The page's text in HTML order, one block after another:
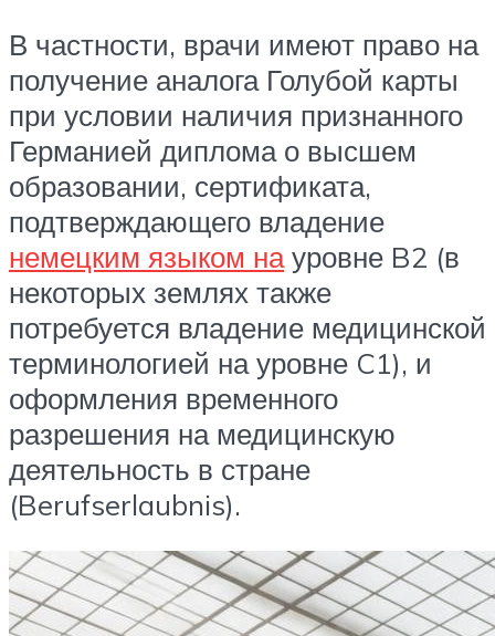
В частности, врачи имеют право на
получение аналога Голубой карты
при условии наличия признанного
Германией диплома о высшем
образовании, сертификата,
подтверждающего владение
немецким языком науровне B2 (в
некоторых землях также
потребуется владение медицинской
терминологией на уровне C1), и
оформления временного
разрешения на медицинскую
деятельность в стране
(Berufserlaubnis).